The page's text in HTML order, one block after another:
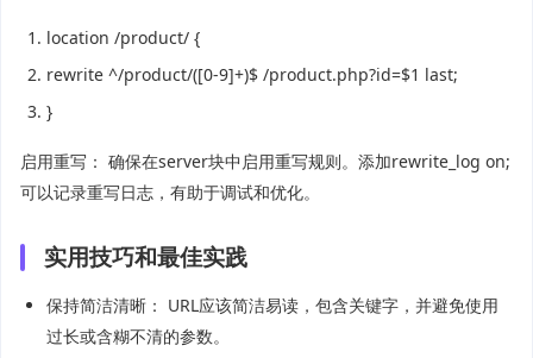
location/product/ {
rewrite^/product/([0-9]+)$/product.php?id=$1 last;
}
启用重写： 确保在server块中启用重写规则。添加rewrite_log on;
可以记录重写日志，有助于调试和优化。
实用技巧和最佳实践
保持简洁清晰： URL应该简洁易读，包含关键字，并避免使用
过长或含糊不清的参数。